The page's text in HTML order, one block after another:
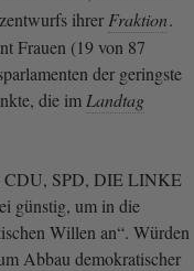
ihrer Fraktion.
Frauen (19 von 87
der geringste
die im Landtag
CDU, SPD, DIE LINKE
günstig, um in die
Willen an“. Würden
Abbau demokratischer